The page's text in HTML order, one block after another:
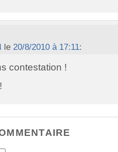
le 20/8/2010 à 17:11:
contestation !